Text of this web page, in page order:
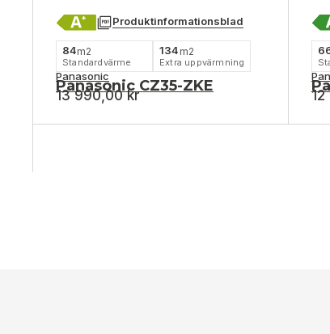
Produktinformationsblad
84m2
Standardvärme
134 m2
Extra uppvärmning
Panasonic
Panasonic CZ35-ZKE
13 990,00kr